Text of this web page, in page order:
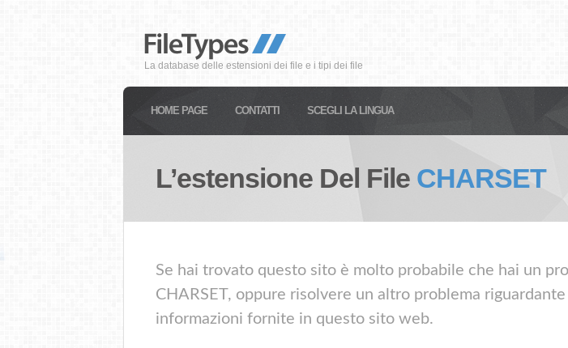
La database delle estensioni dei file e i tipi dei file
HOME PAGE CONTATTI SCEGLI LA LINGUA
L’estensione Del File CHARSET
Se hai trovato questo sito è molto probabile che hai un
CHARSET, oppure risolvere un altro problema
informazioni fornite in questo sito web.